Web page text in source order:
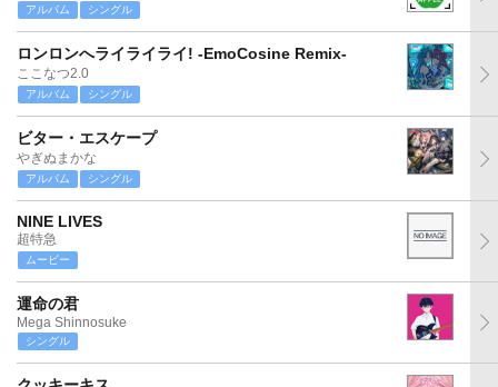
アルバム シングル
ロンロンへライライライ! -EmoCosine Remix-
ここなつ2.0
アルバム シングル
ビター・エスケープ
やぎぬまかな
アルバム シングル
NINE LIVES
超特急
ムービー
運命の君
Mega Shinnosuke
シングル